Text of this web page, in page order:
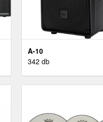
A-10
342 db